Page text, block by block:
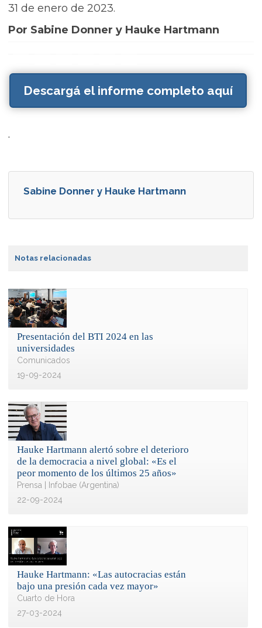
31 de enero de 2023.
Por Sabine Donner y Hauke Hartmann
Descargá el informe completo aquí
.
Sabine Donner y Hauke Hartmann
Notas relacionadas
Presentación del BTI 2024 en las
universidades
Comunicados
19-09-2024
Hauke Hartmann alertó sobre el deterioro
de la democracia a nivel global: «Es el
peor momento de los últimos 25 años»
Prensa | Infobae (Argentina)
22-09-2024
Hauke Hartmann: «Las autocracias están
bajo una presión cada vez mayor»
Cuarto de Hora
27-03-2024